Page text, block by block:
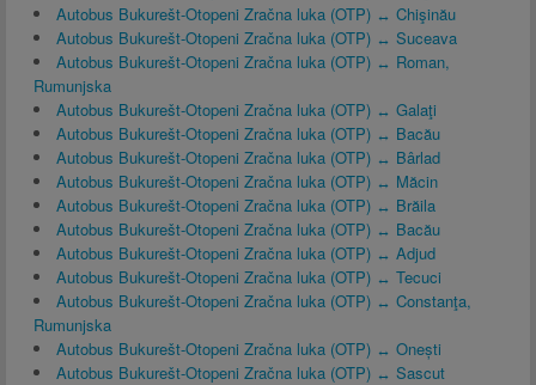
Autobus Bukurešt-Otopeni Zračna luka (OTP) ↔ Chişinău
Autobus Bukurešt-Otopeni Zračna luka (OTP) ↔ Suceava
Autobus Bukurešt-Otopeni Zračna luka (OTP) ↔ Roman,
Rumunjska
Autobus Bukurešt-Otopeni Zračna luka (OTP) ↔ Galaţi
Autobus Bukurešt-Otopeni Zračna luka (OTP) ↔ Bacău
Autobus Bukurešt-Otopeni Zračna luka (OTP) ↔ Bârlad
Autobus Bukurešt-Otopeni Zračna luka (OTP) ↔ Măcin
Autobus Bukurešt-Otopeni Zračna luka (OTP) ↔ Brăila
Autobus Bukurešt-Otopeni Zračna luka (OTP) ↔ Bacău
Autobus Bukurešt-Otopeni Zračna luka (OTP) ↔ Adjud
Autobus Bukurešt-Otopeni Zračna luka (OTP) ↔ Tecuci
Autobus Bukurešt-Otopeni Zračna luka (OTP) ↔ Constanţa,
Rumunjska
Autobus Bukurešt-Otopeni Zračna luka (OTP) ↔ Onești
Autobus Bukurešt-Otopeni Zračna luka (OTP) ↔ Sascut